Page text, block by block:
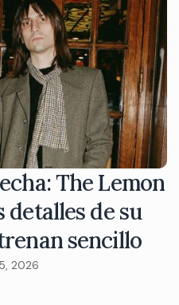
The Lemon
de su
sencillo
2026